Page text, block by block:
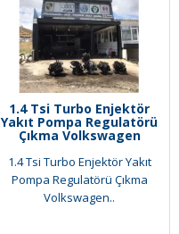
1.4 Tsi Turbo Enjektör
Yakıt Pompa Regulatörü
Çıkma Volkswagen
1.4 Tsi Turbo Enjektör Yakıt
Pompa Regulatörü Çıkma
Volkswagen..